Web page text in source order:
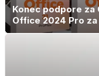
Konec podpore za
Office 2024 Pro za